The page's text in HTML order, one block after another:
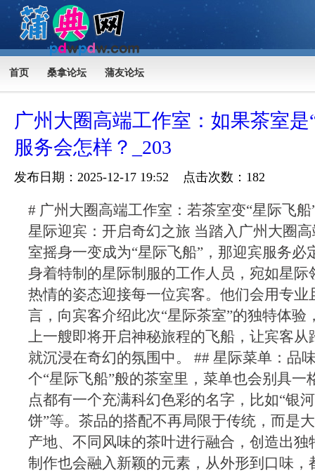
首页 桑拿论坛 蒲友论坛
广州大圈高端工作室：如果茶室是
服务会怎样？_203
发布日期：2025-12-17 19:52 点击次数：182
# 广州大圈高端工作室：若茶室变“星际飞
星际迎宾：开启奇幻之旅 当踏入广州大圈
室摇身一变成为“星际飞船”，那迎宾服务必
身着特制的星际制服的工作人员，宛如星际
热情的姿态迎接每一位宾客。他们会用专业
言，向宾客介绍此次“星际茶室”的独特体验
上一艘即将开启神秘旅程的飞船，让宾客从
就沉浸在奇幻的氛围中。 ## 星际菜单：品
个“星际飞船”般的茶室里，菜单也会别具一
点都有一个充满科幻色彩的名字，比如“银
饼”等。茶品的搭配不再局限于传统，而是
产地、不同风味的茶叶进行融合，创造出独
制作也会融入新颖的元素，从外形到口味，